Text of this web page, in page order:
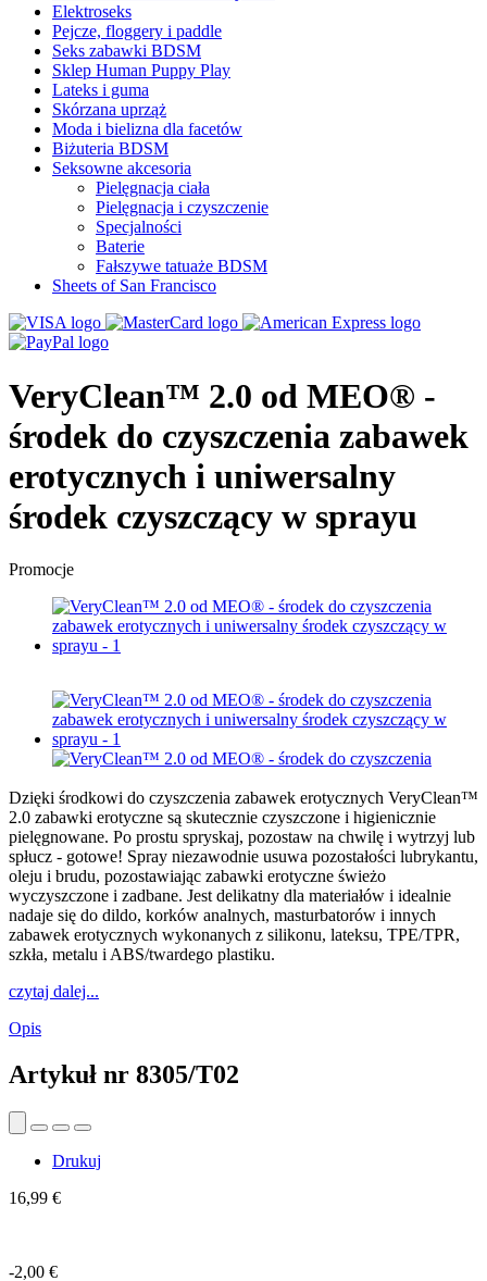
Elektroseks
Pejcze, floggery i paddle
Seks zabawki BDSM
Sklep Human Puppy Play
Lateks i guma
Skórzana uprząż
Moda i bielizna dla facetów
Biżuteria BDSM
Seksowne akcesoria
Pielęgnacja ciała
Pielęgnacja i czyszczenie
Specjalności
Baterie
Fałszywe tatuaże BDSM
Sheets of San Francisco
VeryClean™ 2.0 od MEO® -
środek do czyszczenia zabawek
erotycznych i uniwersalny
środek czyszczący w sprayu
Promocje
Dzięki środkowi do czyszczenia zabawek erotycznych VeryClean™
2.0 zabawki erotyczne są skutecznie czyszczone i higienicznie
pielęgnowane. Po prostu spryskaj, pozostaw na chwilę i wytrzyj lub
spłucz - gotowe! Spray niezawodnie usuwa pozostałości lubrykantu,
oleju i brudu, pozostawiając zabawki erotyczne świeżo
wyczyszczone i zadbane. Jest delikatny dla materiałów i idealnie
nadaje się do dildo, korków analnych, masturbatorów i innych
zabawek erotycznych wykonanych z silikonu, lateksu, TPE/TPR,
szkła, metalu i ABS/twardego plastiku.
czytaj dalej...
Opis
Artykuł nr 8305/T02
Drukuj
16,99 €
-2,00 €